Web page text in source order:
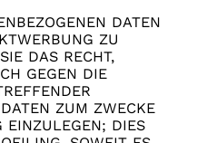
DATEN
ZU
DAS RECHT,
GEGEN DIE
ZUM ZWECKE
EINZULEGEN; DIES